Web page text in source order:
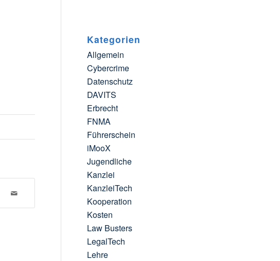
Kategorien
Allgemein
Cybercrime
Datenschutz
DAVITS
Erbrecht
FNMA
Führerschein
iMooX
Jugendliche
Kanzlei
KanzleiTech
Kooperation
Kosten
Law Busters
LegalTech
Lehre